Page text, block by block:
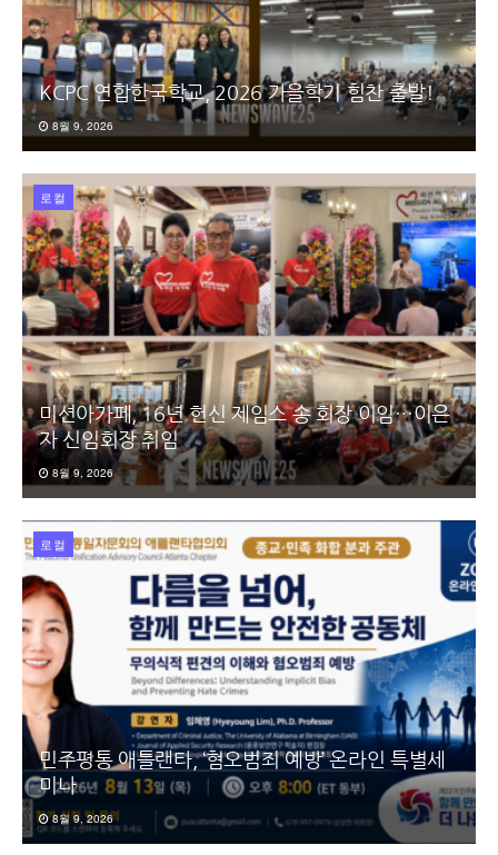
KCPC 연합한국학교, 2026 가을학기 힘찬 출발!
8월 9, 2026
로컬
미션아가페, 16년 헌신 제임스 송 회장 이임…이은
자 신임회장 취임
8월 9, 2026
로컬
민주평통 애틀랜타, ‘혐오범죄 예방’ 온라인 특별세
미나
8월 9, 2026